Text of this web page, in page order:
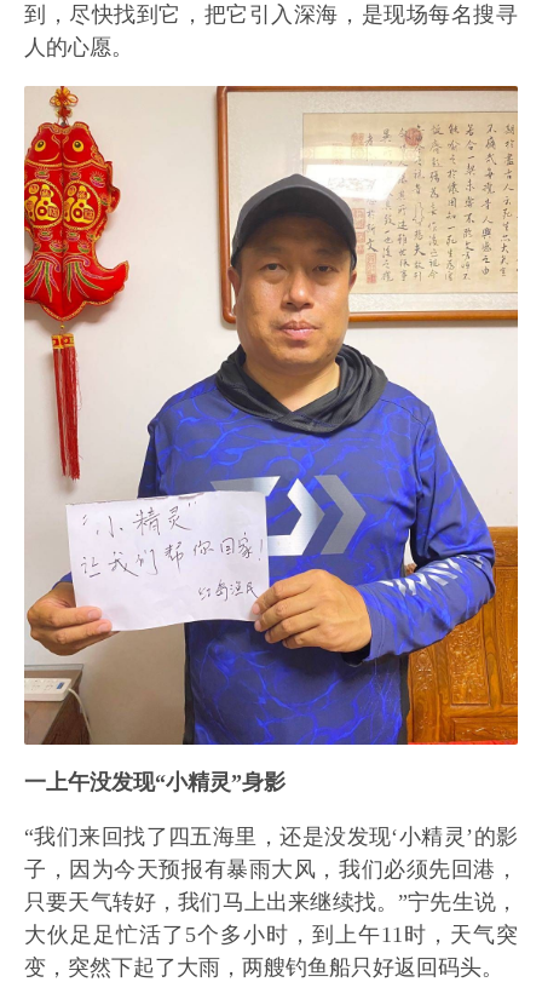
到，尽快找到它，把它引入深海，是现场每名搜寻
人的心愿。
一上午没发现“小精灵”身影
“我们来回找了四五海里，还是没发现‘小精灵’的影
子，因为今天预报有暴雨大风，我们必须先回港，
只要天气转好，我们马上出来继续找。”宁先生说，
大伙足足忙活了5个多小时，到上午11时，天气突
变，突然下起了大雨，两艘钓鱼船只好返回码头。